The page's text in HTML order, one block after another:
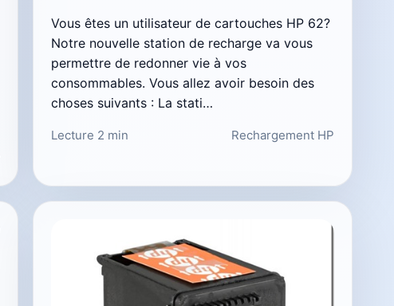
Vous êtes un utilisateur de cartouches HP 62?
Notre nouvelle station de recharge va vous
permettre de redonner vie à vos
consommables. Vous allez avoir besoin des
choses suivants : La stati…
Lecture 2 min Rechargement HP